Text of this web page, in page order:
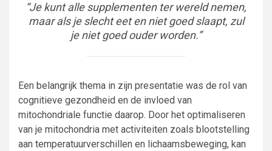
“Je kunt alle supplementen ter wereld nemen,
maar als je slecht eet en niet goed slaapt, zul
je niet goed ouder worden.”
Een belangrijk thema in zijn presentatie was de rol van
cognitieve gezondheid en de invloed van
mitochondriale functie daarop. Door het optimaliseren
van je mitochondria met activiteiten zoals blootstelling
aan temperatuurverschillen en lichaamsbeweging, kan